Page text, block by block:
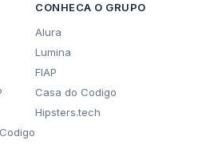
CONHECA O GRUPO
Alura
Lumina
FIAP
Casa do Codigo
Hipsters.tech